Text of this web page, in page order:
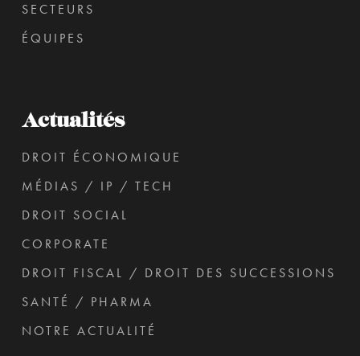
SECTEURS
ÉQUIPES
Actualités
DROIT ÉCONOMIQUE
MÉDIAS / IP / TECH
DROIT SOCIAL
CORPORATE
DROIT FISCAL / DROIT DES SUCCESSIONS
SANTÉ / PHARMA
NOTRE ACTUALITÉ